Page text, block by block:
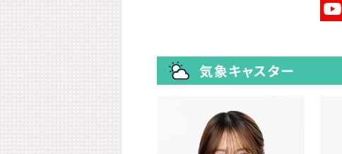
気象キャスター